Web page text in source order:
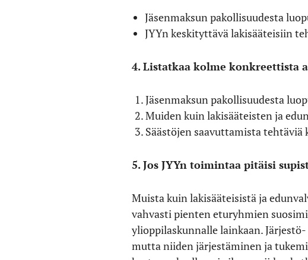
Jäsenmaksun pakollisuudesta
JYYn keskityttävä lakisääteisiin
4. Listatkaa kolme konkreettista
Jäsenmaksun pakollisuudesta
Muiden kuin lakisääteisten ja
Säästöjen saavuttamista
5. Jos JYYn toimintaa pitäisi
Muista kuin lakisääteisistä ja
vahvasti pienten eturyhmien
ylioppilaskunnalle lainkaan.
mutta niiden järjestäminen ja